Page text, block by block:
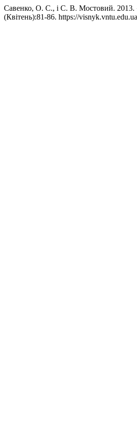
Савенко, О. С., і С. В. Мостовий.
(Квітень):81-86. https://